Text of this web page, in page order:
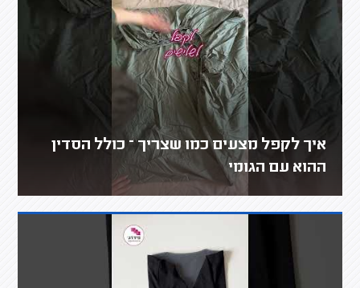
איך לקפל מצעים כמו שצריך – כולל הסדין
ההוא עם הגומי